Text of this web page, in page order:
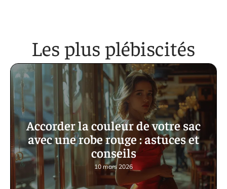
Les plus plébiscités
Accorder la couleur de votre sac
avec une robe rouge : astuces et
conseils
10 mars 2026